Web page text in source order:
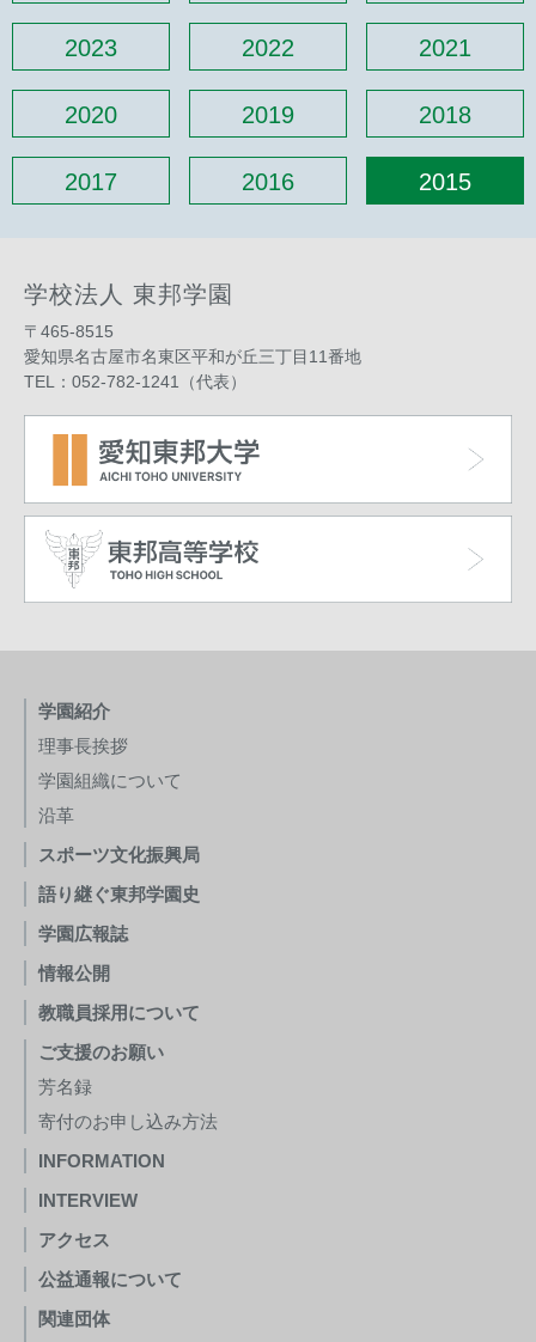
2023 2022 2021
2020 2019 2018
2017 2016 2015
学校法人 東邦学園
〒465-8515
愛知県名古屋市名東区平和が丘三丁目11番地
TEL：052-782-1241（代表）
学園紹介
理事長挨拶
学園組織について
沿革
スポーツ文化振興局
語り継ぐ東邦学園史
学園広報誌
情報公開
教職員採用について
ご支援のお願い
芳名録
寄付のお申し込み方法
INFORMATION
INTERVIEW
アクセス
公益通報について
関連団体